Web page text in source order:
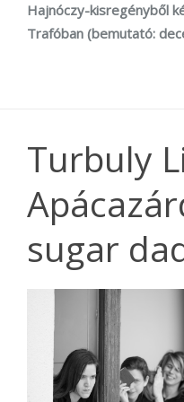
Hajnóczy-kisregényből
Trafóban (bemutató:
Turbuly
sugar